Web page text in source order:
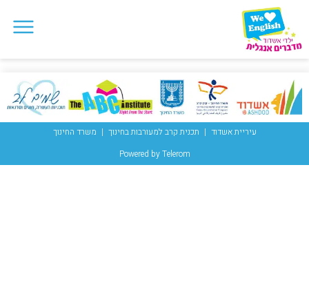
עיריית אשדוד תכנית קרב למעורבות בחינוך
משרד החינוך
Powered by Telerom